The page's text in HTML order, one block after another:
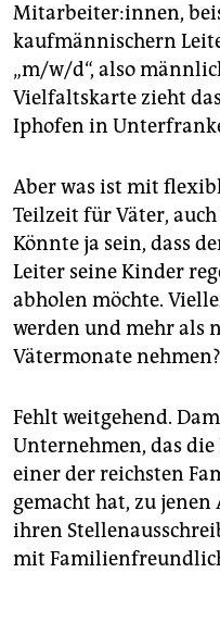
Mitarbeiter:innen,
kaufmännischern
„m/w/d“, also
Vielfaltskarte zieht
Iphofen in
Aber was ist mit
Teilzeit für Väter,
Könnte ja sein, dass
Leiter seine Kinder
abholen möchte.
werden und mehr als
Vätermonate nehmen?
Fehlt weitgehend.
Unternehmen, das
einer der reichsten
gemacht hat, zu
ihren
mit